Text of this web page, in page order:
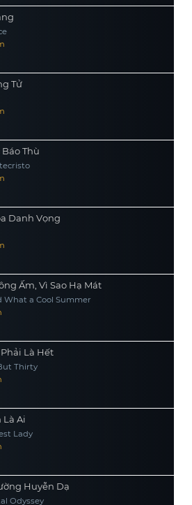
Tử
Báo Thù
Danh Vọng
Ấm, Vì Sao Hạ Mát
What a Cool Summer
Là Hết
Thirty
Là Ai
Lady
Huyễn Dạ
Odyssey